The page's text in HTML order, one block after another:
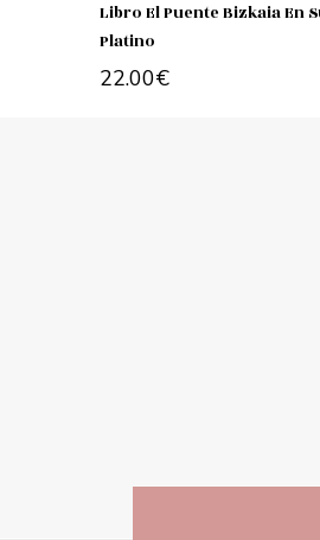
Libro El Puente Bizkaia En
Platino
22.00€